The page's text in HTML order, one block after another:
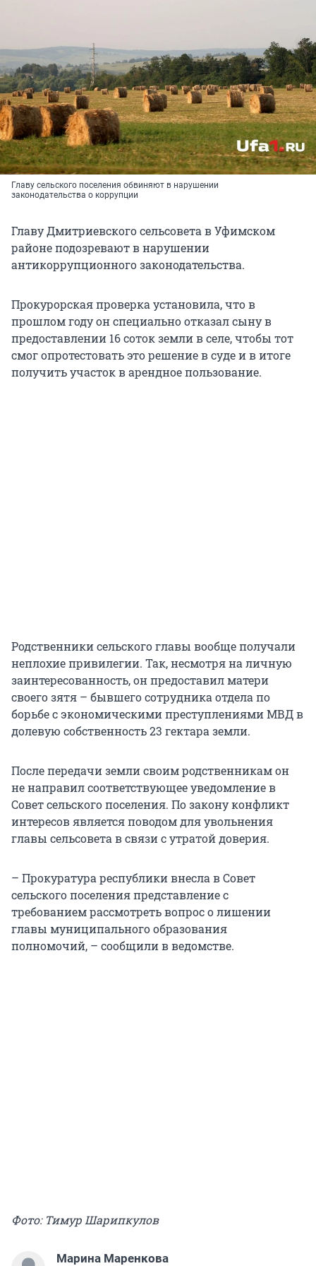
Главу сельского поселения обвиняют в нарушении
законодательства о коррупции
Главу Дмитриевского сельсовета в Уфимском
районе подозревают в нарушении
антикоррупционного законодательства.
Прокурорская проверка установила, что в
прошлом году он специально отказал сыну в
предоставлении 16 соток земли в селе, чтобы тот
смог опротестовать это решение в суде и в итоге
получить участок в арендное пользование.
Родственники сельского главы вообще получали
неплохие привилегии. Так, несмотря на личную
заинтересованность, он предоставил матери
своего зятя – бывшего сотрудника отдела по
борьбе с экономическими преступлениями МВД в
долевую собственность 23 гектара земли.
После передачи земли своим родственникам он
не направил соответствующее уведомление в
Совет сельского поселения. По закону конфликт
интересов является поводом для увольнения
главы сельсовета в связи с утратой доверия.
– Прокуратура республики внесла в Совет
сельского поселения представление с
требованием рассмотреть вопрос о лишении
главы муниципального образования
полномочий, – сообщили в ведомстве.
Фото: Тимур Шарипкулов
Марина Маренкова